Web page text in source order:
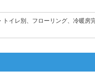
イレ別、フローリング、冷暖房